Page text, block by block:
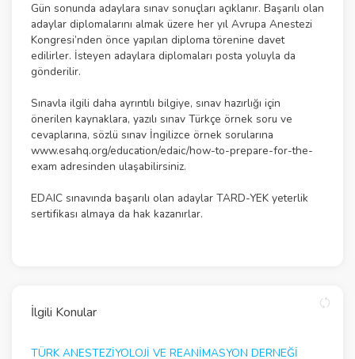
Gün sonunda adaylara sınav sonuçları açıklanır. Başarılı olan
adaylar diplomalarını almak üzere her yıl Avrupa Anestezi
Kongresi’nden önce yapılan diploma törenine davet
edilirler. İsteyen adaylara diplomaları posta yoluyla da
gönderilir.
Sınavla ilgili daha ayrıntılı bilgiye, sınav hazırlığı için
önerilen kaynaklara, yazılı sınav Türkçe örnek soru ve
cevaplarına, sözlü sınav İngilizce örnek sorularına
www.esahq.org/education/edaic/how-to-prepare-for-the-
exam adresinden ulaşabilirsiniz.
EDAIC sınavında başarılı olan adaylar TARD-YEK yeterlik
sertifikası almaya da hak kazanırlar.
İlgili Konular
TÜRK ANESTEZİYOLOJİ VE REANİMASYON DERNEĞİ